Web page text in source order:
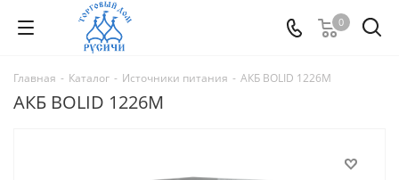
0
Главная - Каталог - Источники питания - АКБ BOLID 1226М
АКБ BOLID 1226М